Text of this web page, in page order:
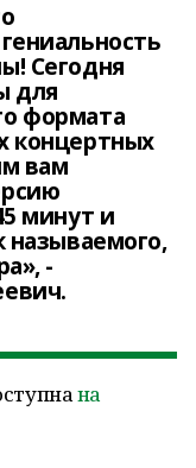
Сегодня
для
формата
концертных
вам
минут и
называемого,
-
на